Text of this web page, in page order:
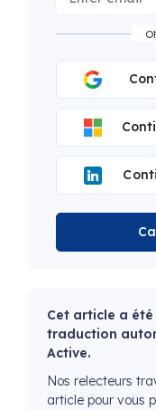
Cet article a
traduction
Active.
Nos relecteurs
article pour vous